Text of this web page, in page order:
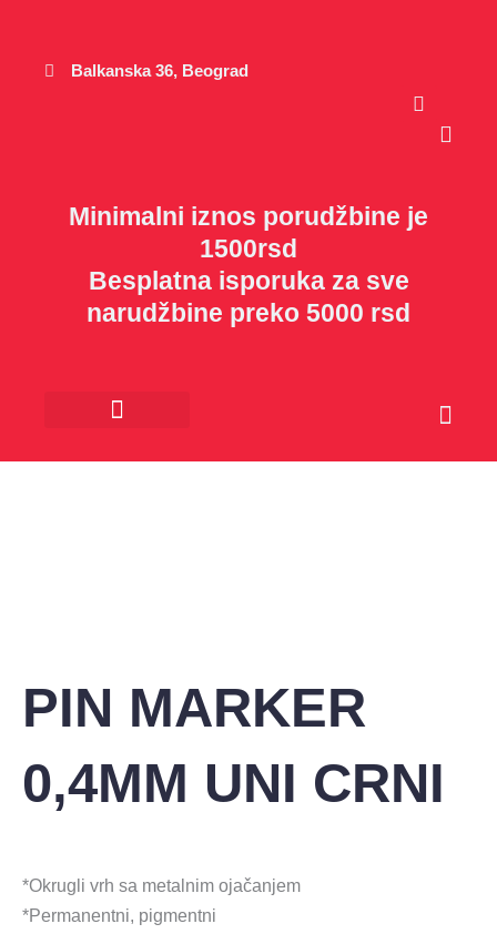
садржајBalkanska 36, Beograd
Cart
Minimalni iznos porudžbine je
1500rsd
Besplatna isporuka za sve
narudžbine preko 5000 rsd
Cart
PIN MARKER
0,4MM UNI CRNI
*Okrugli vrh sa metalnim ojačanjem
*Permanentni, pigmentni